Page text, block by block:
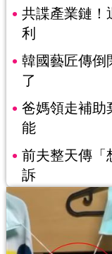
共諜產業鏈！
利
韓國藝匠傳倒
了
爸媽領走補助
能
前夫整天傳「
訴